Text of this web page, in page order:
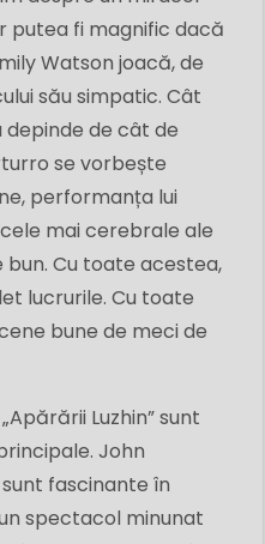
putea fi magnific dacă
Watson joacă, de
său simpatic. Cât
de cât de
se vorbește
performanța lui
mai cerebrale ale
Cu toate acestea,
lucrurile. Cu toate
bune de meci de
Luzhin” sunt
John
fascinante în
spectacol minunat